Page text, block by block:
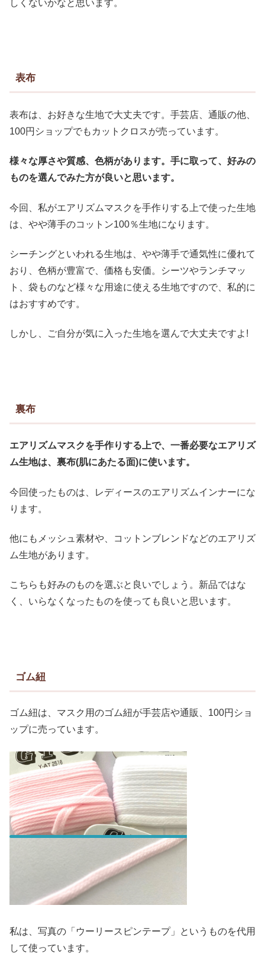
しくないかなと思います。
表布
表布は、お好きな生地で大丈夫です。 手芸店、通販の他、
100円ショップでもカットクロスが売っています。
様々な厚さや質感、色柄があります。手に取って、好みの
ものを選んでみた方が良いと思います。
今回、私がエアリズムマスクを手作りする上で使った生地
は、やや薄手のコットン100％生地になります。
シーチングといわれる生地は、やや薄手で通気性に優れて
おり、色柄が豊富で、価格も安価。シーツやランチマッ
ト、袋ものなど様々な用途に使える生地ですので、私的に
はおすすめです。
しかし、ご自分が気に入った生地を選んで大丈夫ですよ!
裏布
エアリズムマスクを手作りする上で、一番必要なエアリズ
ム生地は、裏布(肌にあたる面)に使います。
今回使ったものは、レディースのエアリズムインナーにな
ります。
他にもメッシュ素材や、コットンブレンドなどのエアリズ
ム生地があります。
こちらも好みのものを選ぶと良いでしょう。新品ではな
く、いらなくなったものを使っても良いと思います。
ゴム紐
ゴム紐は、マスク用のゴム紐が手芸店や通販、100円ショ
ップに売っています。
私は、写真の「ウーリースピンテープ」というものを代用
して使っています。